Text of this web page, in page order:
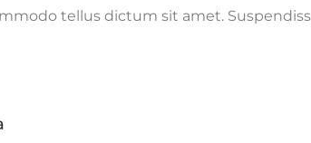
tellus dictum sit amet.